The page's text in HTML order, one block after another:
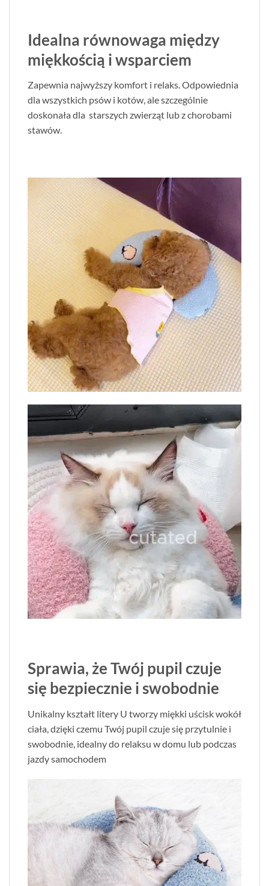
Idealna równowaga między
miękkością i wsparciem
Zapewnia najwyższy komfort i relaks. Odpowiednia
dla wszystkich psów i kotów, ale szczególnie
doskonała dla starszych zwierząt lub z chorobami
stawów.
Sprawia, że Twój pupil czuje
się bezpiecznie i swobodnie
Unikalny kształt litery U tworzy miękki uścisk wokół
ciała, dzięki czemu Twój pupil czuje się przytulnie i
swobodnie, idealny do relaksu w domu lub podczas
jazdy samochodem